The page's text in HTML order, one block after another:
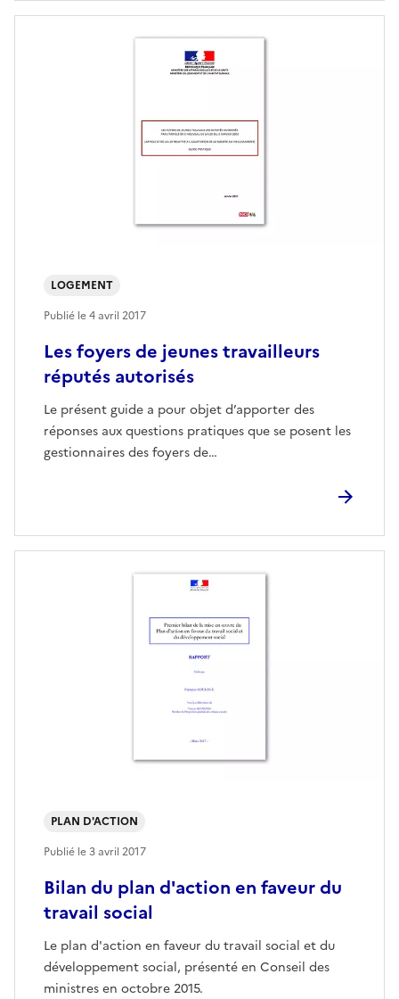
Les foyers de jeunes travailleurs
réputés autorisés
Le présent guide a pour objet d’apporter des
réponses aux questions pratiques que se posent les
gestionnaires des foyers de…
LOGEMENT
Publié le4 avril 2017
Bilan du plan d'action en faveur du
travail social
Le plan d'action en faveur du travail social et du
développement social, présenté en Conseil des
ministres en octobre 2015.
PLAN D'ACTION
Publié le3 avril 2017